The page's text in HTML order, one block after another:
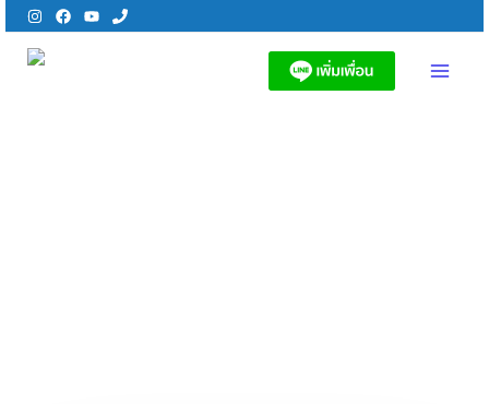
content